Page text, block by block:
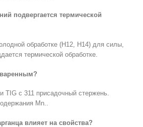
подвергается термической
обработке (H12, H14) для силы,
термической обработке.
TIG с 311 присадочный стержень.
Mn..
влияет на свойства?